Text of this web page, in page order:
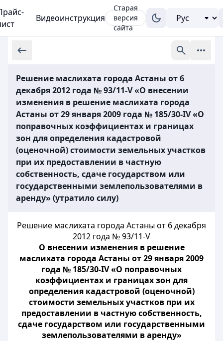
Видеоинструкция
Старая
версия
сайта
Решение маслихата города Астаны от 6
декабря 2012 года № 93/11-V «О внесении
изменения в решение маслихата города
Астаны от 29 января 2009 года № 185/30-IV «О
поправочных коэффициентах и границах
зон для определения кадастровой
(оценочной) стоимости земельных участков
при их предоставлении в частную
собственность, сдаче государством или
государственными землепользователями в
аренду» (утратило силу)
Решение маслихата города Астаны от 6 декабря
2012 года № 93/11-V
О внесении изменения в решение
маслихата города Астаны от 29 января 2009
года № 185/30-IV «О поправочных
коэффициентах и границах зон для
определения кадастровой (оценочной)
стоимости земельных участков при их
предоставлении в частную собственность,
сдаче государством или государственными
землепользователями в аренду»